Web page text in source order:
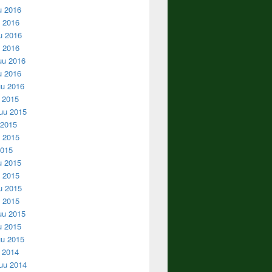
2016
2016
2016
2016
2016
2016
2015
2015
2015
2015
2015
2015
2015
2014